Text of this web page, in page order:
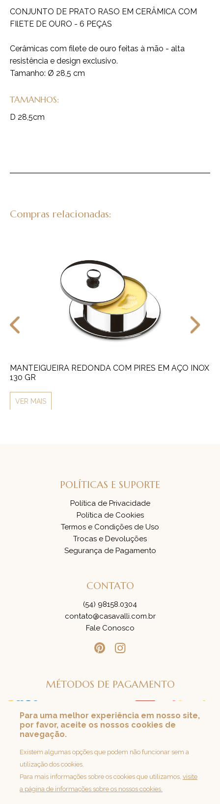
CONJUNTO DE PRATO RASO EM CERÂMICA COM
FIlETE DE OURO - 6 PEÇAS
Cerâmicas com filete de ouro feitas à mão - alta
resistência e design exclusivo.
Tamanho: Ø 28,5 cm
TAMANHOS:
D 28,5cm
Compras relacionadas:
MANTEIGUEIRA REDONDA COM PIRES EM AÇO INOX
130 GR
VER MAIS
POLÍTICAS E SUPORTE
Política de Privacidade
Política de Cookies
Termos e Condições de Uso
Trocas e Devoluções
Segurança de Pagamento
CONTATO
(54) 98158.0304
contato@casavalli.com.br
Fale Conosco
MÉTODOS DE PAGAMENTO
SEGURANÇA
Para uma melhor experiência em nosso site,
por favor, aceite os nossos cookies de
navegação.
Existem algumas opções que podem não funcionar sem a
utilização dos cookies.
Para mais informações sobre os cookies que utilizamos, visite
a página de informações sobre os nossos cookies.